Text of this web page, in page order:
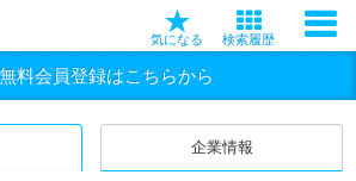
気になる 検索履歴
無料会員登録はこちらから
企業情報